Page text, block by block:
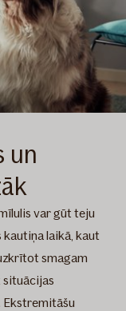
un
var gūt teju
laikā, kaut
smagam